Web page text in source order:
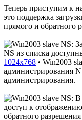
Теперь приступим к
это поддержка
прямого и обратного
1024x768 • Win2003
администрирования
администрирования.